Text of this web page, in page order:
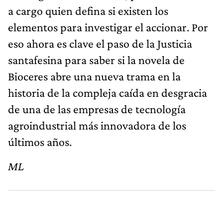
a cargo quien defina si existen los
elementos para investigar el accionar. Por
eso ahora es clave el paso de la Justicia
santafesina para saber si la novela de
Bioceres abre una nueva trama en la
historia de la compleja caída en desgracia
de una de las empresas de tecnología
agroindustrial más innovadora de los
últimos años.
ML